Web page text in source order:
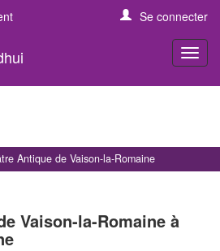
Se connecter
Antique de Vaison-la-Romaine
Vaison-la-Romaine à